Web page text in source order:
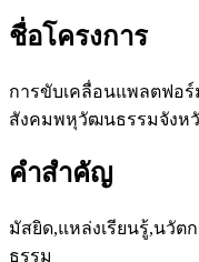
ชื่อโครงการ
การขับเคลื่อนแพลตฟอร์
สังคมพหุวัฒนธรรมจังห
คำสำคัญ
มัสยิด,แหล่งเรียนรู้,นวั
ธรรม